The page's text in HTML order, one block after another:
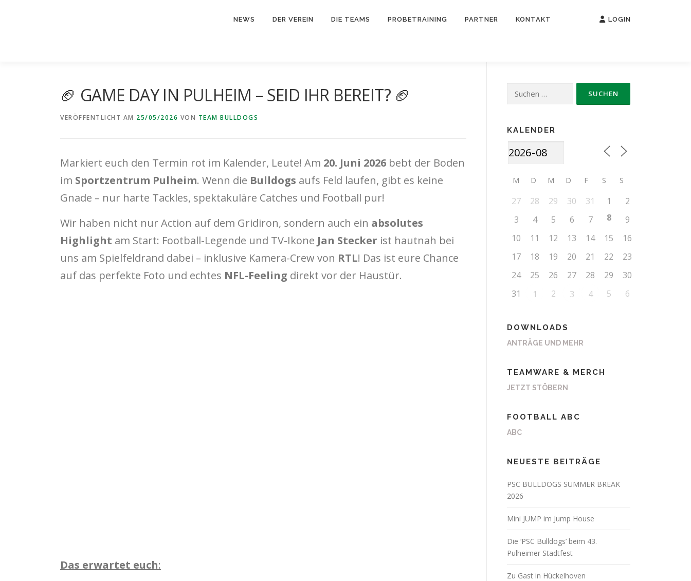
NEWS DER VEREIN DIE TEAMS PROBETRAINING PARTNER KONTAKT LOGIN
🏈 GAME DAY IN PULHEIM – SEID IHR BEREIT? 🏈
VERÖFFENTLICHT AM 25/05/2026 VON TEAM BULLDOGS
Markiert euch den Termin rot im Kalender, Leute! Am 20. Juni 2026 bebt der Boden
im Sportzentrum Pulheim. Wenn die Bulldogs aufs Feld laufen, gibt es keine
Gnade – nur harte Tackles, spektakuläre Catches und Football pur!
Wir haben nicht nur Action auf dem Gridiron, sondern auch ein absolutes
Highlight am Start: Football-Legende und TV-Ikone Jan Stecker ist hautnah bei
uns am Spielfeldrand dabei – inklusive Kamera-Crew von RTL! Das ist eure Chance
auf das perfekte Foto und echtes NFL-Feeling direkt vor der Haustür.
Das erwartet euch:
nach:
KALENDER
M D M D F S S
27 28 29 30 31 1
2
3
4 5 6 7 8
9
10
11 12 13 14 15
16
17
18 19 20 21 22
23
24
25 26 27 28 29
30
31
1 2 3 4 5 6
DOWNLOADS
ANTRÄGE UND MEHR
TEAMWARE & MERCH
JETZT STÖBERN
FOOTBALL ABC
ABC
NEUESTE BEITRÄGE
PSC BULLDOGS SUMMER BREAK
2026
Mini JUMP im Jump House
Die ‘PSC Bulldogs’ beim 43.
Pulheimer Stadtfest
Zu Gast in Hückelhoven